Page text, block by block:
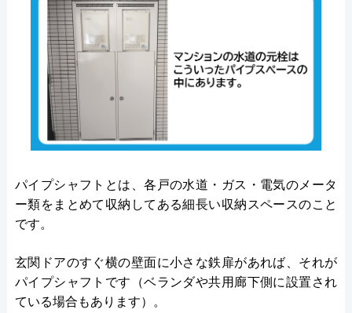
パイプシャフトとは、各戸の水道・ガス・電気のメータ
ー類をまとめて収納してある細長い収納スペースのこと
です。
玄関ドアのすぐ横の壁面に小さな鉄扉があれば、それが
パイプシャフトです（ベランダや共用廊下側に設置され
ている場合もあります）。